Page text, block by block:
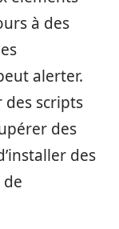
à des
alerter.
des scripts
des
des
de